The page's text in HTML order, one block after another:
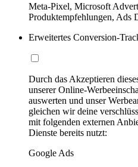
Meta-Pixel, Microsoft
Produktempfehlungen, Ads
Erweitertes Conversion-
Durch das Akzeptieren
unserer Online-
auswerten und unser
gleichen wir deine
mit folgenden externen
Dienste bereits nutzt:
Google Ads